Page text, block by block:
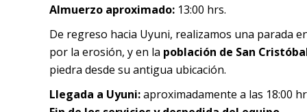
Almuerzo aproximado: 13:00 hrs.
De regreso hacia Uyuni, realizamos una parada
por la erosión, y en la población de San
piedra desde su antigua ubicación.
Llegada a Uyuni:aproximadamente a las 18:00